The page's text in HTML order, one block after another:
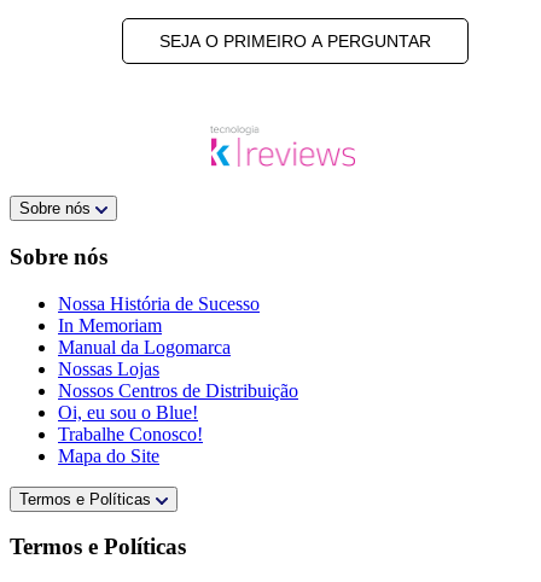
SEJA O PRIMEIRO A PERGUNTAR
Sobre nós
Sobre nós
Nossa História de Sucesso
In Memoriam
Manual da Logomarca
Nossas Lojas
Nossos Centros de Distribuição
Oi, eu sou o Blue!
Trabalhe Conosco!
Mapa do Site
Termos e Políticas
Termos e Políticas